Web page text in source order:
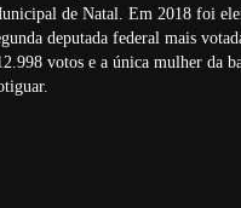
de Natal. Em 2018 foi
deputada federal mais
votos e a única mulher da